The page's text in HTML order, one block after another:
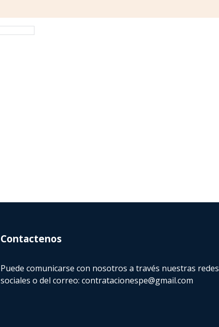
Contactenos
Puede comunicarse con nosotros a través nuestras redes
sociales o del correo:contratacionespe@gmail.com